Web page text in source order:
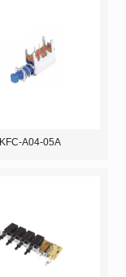
KFC-A04-05A